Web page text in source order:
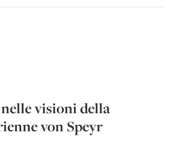
visioni della
von Speyr